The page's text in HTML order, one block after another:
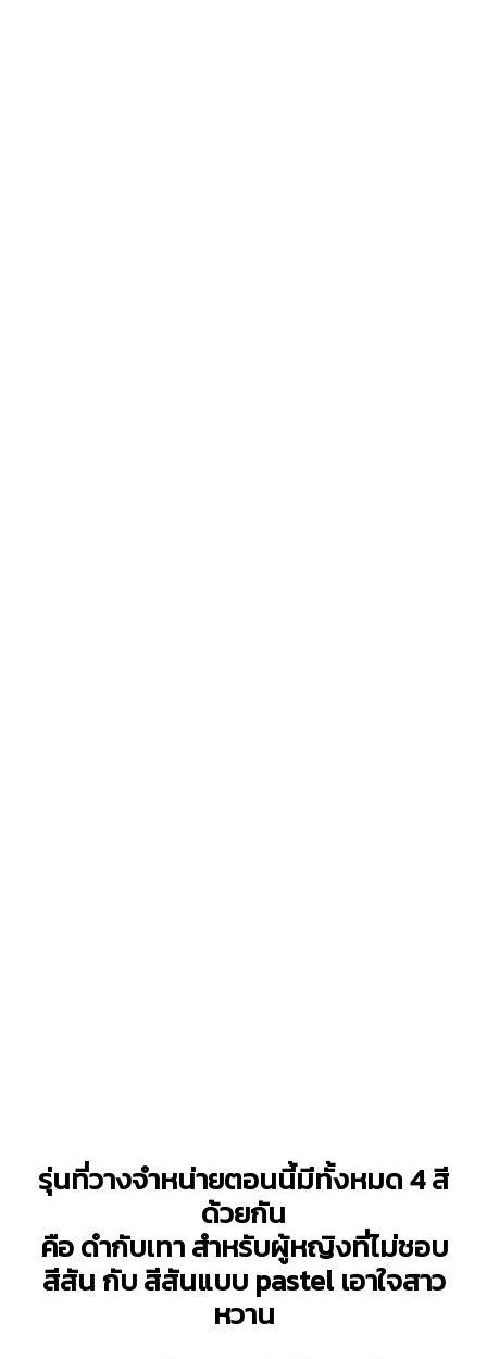
รุ่นที่วางจำหน่ายตอนนี้มีทั้งหมด 4 สี
ด้วยกัน
คือ ดำกับเทา สำหรับผู้หญิงที่ไม่ชอบ
สีสัน กับ สีสันแบบ pastel เอาใจสาว
หวาน